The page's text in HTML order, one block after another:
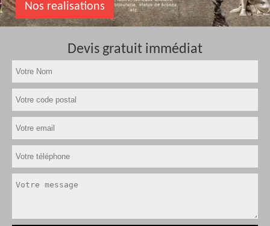
Nos realisations
Devis gratuit immédiat